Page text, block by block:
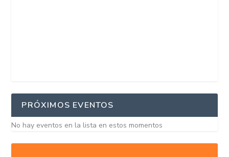
PRÓXIMOS EVENTOS
No hay eventos en la lista en estos momentos